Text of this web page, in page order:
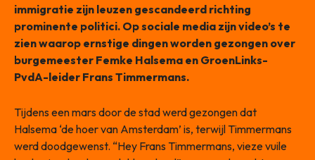
immigratie zijn leuzen gescandeerd richting
prominente politici. Op sociale media zijn video’s te
zien waarop ernstige dingen worden gezongen over
burgemeester Femke Halsema en GroenLinks-
PvdA-leider Frans Timmermans.
Tijdens een mars door de stad werd gezongen dat
Halsema ‘de hoer van Amsterdam’ is, terwijl Timmermans
werd doodgewenst. “Hey Frans Timmermans, vieze vuile